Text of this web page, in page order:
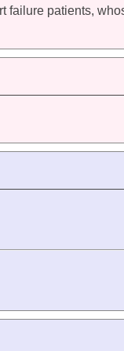
failure patients,